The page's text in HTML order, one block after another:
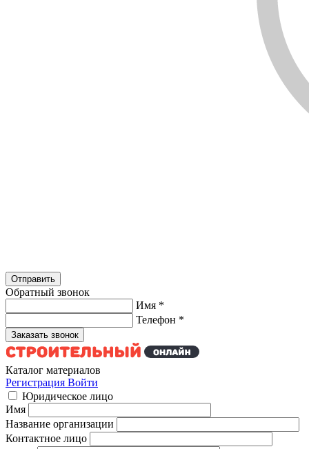
Обратный звонок
Имя *
Телефон *
Каталог материалов
Регистрация Войти
Юридическое лицо
Имя
Название организации
Контактное лицо